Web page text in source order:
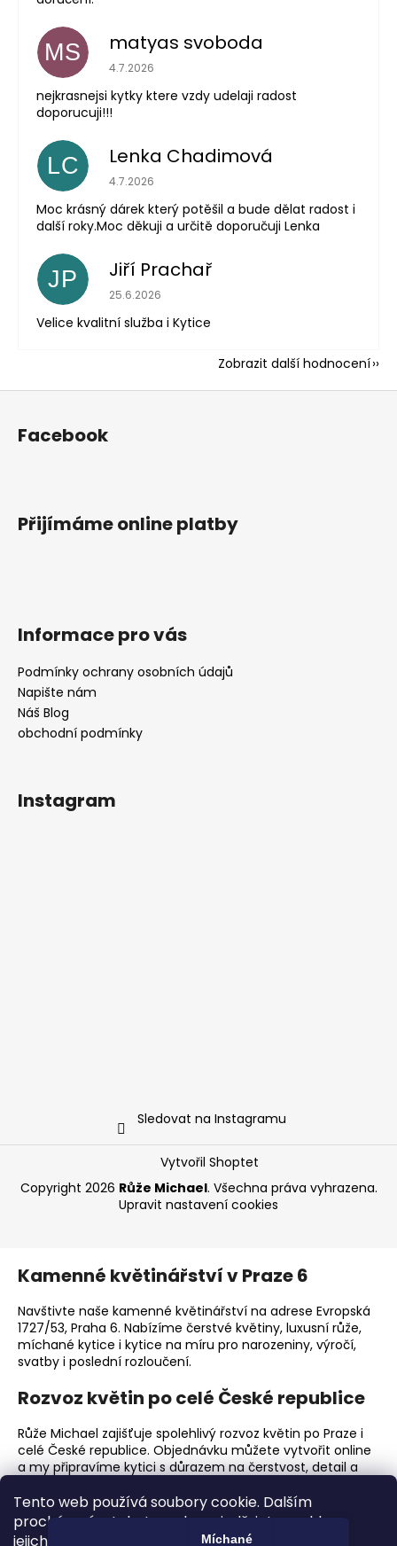
Tento web používá soubory cookie. Dalším
procházením tohoto webu vyjadřujete souhlas s
jejich používáním.. Více informacízde
MS matyas svoboda
Hodnocení obchodu je 5 z 5 hvězdiček.
4.7.2026
nejkrasnejsi kytky ktere vzdy udelaji radost
doporucuji!!!
LC Lenka Chadimová
Hodnocení obchodu je 5 z 5 hvězdiček.
4.7.2026
Moc krásný dárek který potěšil a bude dělat radost i
další roky.Moc děkuji a určitě doporučuji Lenka
JP Jiří Prachař
Hodnocení obchodu je 5 z 5 hvězdiček.
25.6.2026
Velice kvalitní služba i Kytice
Zobrazit další hodnocení
Facebook
Přijímáme online platby
Informace pro vás
Podmínky ochrany osobních údajů
Napište nám
Náš Blog
obchodní podmínky
Instagram
Sledovat na Instagramu
Vytvořil Shoptet
Copyright 2026 Růže Michael. Všechna práva vyhrazena.
Upravit nastavení cookies
Kamenné květinářství v Praze 6
Navštivte naše kamenné květinářství na adrese Evropská
1727/53, Praha 6. Nabízíme čerstvé květiny, luxusní růže,
míchané kytice i kytice na míru pro narozeniny, výročí,
svatby i poslední rozloučení.
Rozvoz květin po celé České republice
Růže Michael zajišťuje spolehlivý rozvoz květin po Praze i
celé České republice. Objednávku můžete vytvořit online
a my připravíme kytici s důrazem na čerstvost, detail a
Proč zvolit Růže Michael?
Míchané